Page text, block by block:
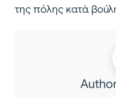
της πόλης κατά